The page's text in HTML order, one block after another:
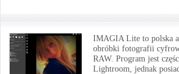
IMAGIA Lite to polska
obróbki fotografii
RAW. Program jest
Lightroom, jednak